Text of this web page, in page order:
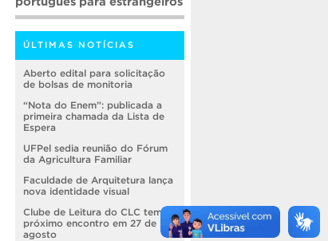
ÚLTIMAS NOTÍCIAS
Aberto edital para solicitação
de bolsas de monitoria
“Nota do Enem”: publicada a
primeira chamada da Lista de
Espera
UFPel sedia reunião do Fórum
da Agricultura Familiar
Faculdade de Arquitetura lança
nova identidade visual
Clube de Leitura do CLC tem
próximo encontro em 27 de
agosto